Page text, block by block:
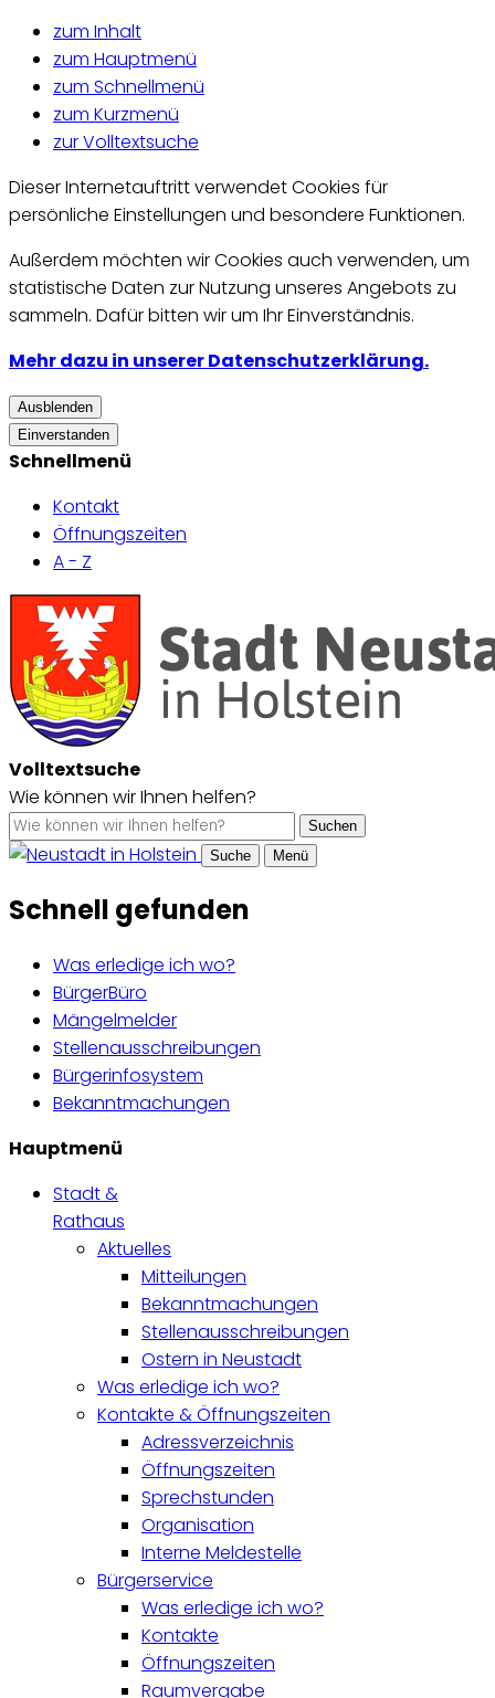
zum Inhalt
zum Hauptmenü
zum Schnellmenü
zum Kurzmenü
zur Volltextsuche
Dieser Internetauftritt verwendet Cookies für
persönliche Einstellungen und besondere Funktionen.
Außerdem möchten wir Cookies auch verwenden, um
statistische Daten zur Nutzung unseres Angebots zu
sammeln. Dafür bitten wir um Ihr Einverständnis.
Mehr dazu in unserer Datenschutzerklärung.
Ausblenden
Einverstanden
Schnellmenü
Kontakt
Öffnungszeiten
A - Z
Volltextsuche
Wie können wir Ihnen helfen?
Suchen
Suche
Menü
Schnell gefunden
Was erledige ich wo?
BürgerBüro
Mängelmelder
Stellenausschreibungen
Bürgerinfosystem
Bekanntmachungen
Hauptmenü
Stadt &
Rathaus
Aktuelles
Mitteilungen
Bekanntmachungen
Stellenausschreibungen
Ostern in Neustadt
Was erledige ich wo?
Kontakte & Öffnungszeiten
Adressverzeichnis
Öffnungszeiten
Sprechstunden
Organisation
Interne Meldestelle
Bürgerservice
Was erledige ich wo?
Kontakte
Öffnungszeiten
Raumvergabe